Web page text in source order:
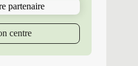
partenaire
centre